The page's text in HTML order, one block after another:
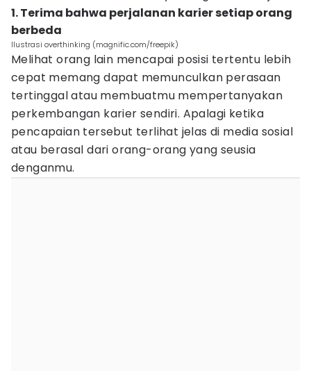
1. Terima bahwa perjalanan karier setiap orang
berbeda
Ilustrasi overthinking (magnific.com/freepik)
Melihat orang lain mencapai posisi tertentu lebih
cepat memang dapat memunculkan perasaan
tertinggal atau membuatmu mempertanyakan
perkembangan karier sendiri. Apalagi ketika
pencapaian tersebut terlihat jelas di media sosial
atau berasal dari orang-orang yang seusia
denganmu.